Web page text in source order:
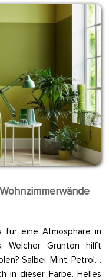
für eine Atmosphäre in
Welcher Grünton hilft
Salbei, Mint, Petrol…
in dieser Farbe. Helles